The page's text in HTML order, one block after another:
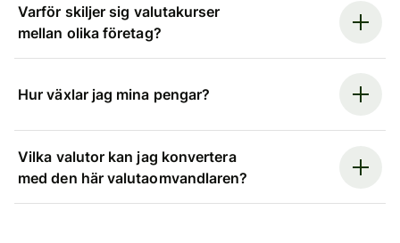
Varför skiljer sig valutakurser
mellan olika företag?
Hur växlar jag mina pengar?
Vilka valutor kan jag konvertera
med den här valutaomvandlaren?